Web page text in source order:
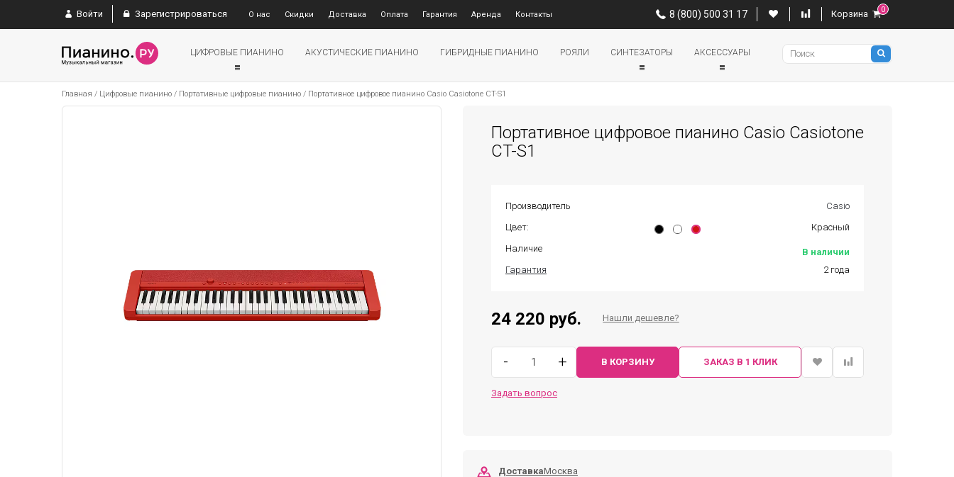
8 (800) 500 31 17 Корзина
Pianino
Войти Зарегистрироваться О нас Скидки Доставка Оплата Гарантия Аренда Контакты 8 (800) 500 31 17 Корзина 0
ЦИФРОВЫЕ ПИАНИНО АКУСТИЧЕСКИЕ ПИАНИНО ГИБРИДНЫЕ ПИАНИНО РОЯЛИ СИНТЕЗАТОРЫ АКСЕССУАРЫ
Главная / Цифровые пианино / Портативные цифровые пианино / Портативное цифровое пианино Casio Casiotone CT-S1
Портативное цифровое пианино Casio Casiotone
CT-S1
Производитель
Casio
Цвет:
Красный
Наличие
В наличии
Гарантия
2 года
24 220 руб. Нашли дешевле?
- + В КОРЗИНУ ЗАКАЗ В 1 КЛИК
Задать вопрос
ДоставкаМосква